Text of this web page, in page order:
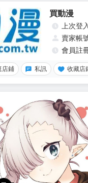
買動漫
上次登
賣家帳
會員註
店鋪 私訊 收藏店